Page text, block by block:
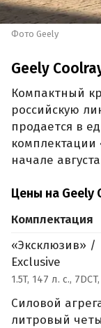
Фото Geely
Geely
Компактный
российскую
продается в
комплектации
начале
Цены на Geely
Комплектация
«Эксклюзив» /
Exclusive
1.5T, 147 л. с.,
Силовой
литровый